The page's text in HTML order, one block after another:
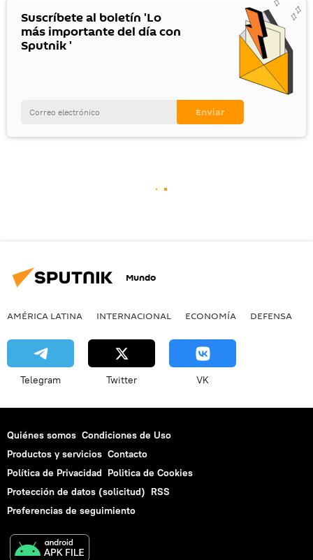
Suscríbete al boletín 'Lo
más importante del día con
Sputnik '
Mundo
AMÉRICA LATINA INTERNACIONAL ECONOMÍA DEFENSA
Telegram Twitter VK
Quiénes somos Condiciones de Uso
Productos y servicios Contacto
Política de Privacidad Politica de Cookies
Protección de datos (solicitud) RSS
Preferencias de seguimiento